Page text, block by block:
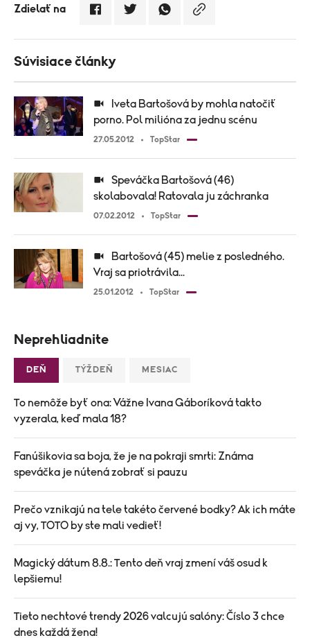
Zdielať na
Súvisiace články
porno. Pol milióna za jednu scénu
27.05.2012 TopStar
skolabovala! Ratovala ju záchranka
07.02.2012 TopStar
Vraj sa priotrávila...
25.01.2012 TopStar
Neprehliadnite
DEŇ TÝŽDEŇ MESIAC
To nemôže byť ona: Vážne Ivana Gáboríková takto
vyzerala, keď mala 18?
Fanúšikovia sa boja, že je na pokraji smrti: Známa
speváčka je nútená zobrať si pauzu
Prečo vznikajú na tele takéto červené bodky? Ak ich máte
aj vy, TOTO by ste mali vedieť!
Magický dátum 8.8.: Tento deň vraj zmení váš osud k
lepšiemu!
Tieto nechtové trendy 2026 valcujú salóny: Číslo 3 chce
dnes každá žena!